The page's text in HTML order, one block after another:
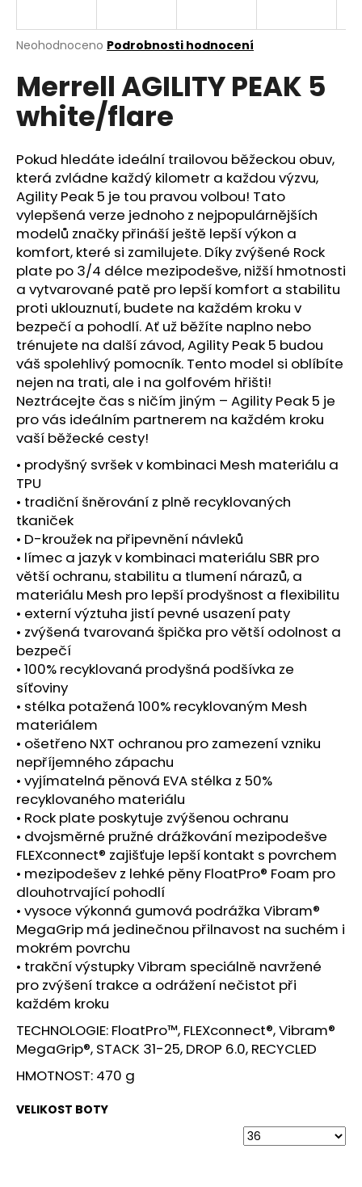
Průměrné
produktu
je
z
hvězdiček.
Neohodnoceno Podrobnosti hodnocení
Merrell AGILITY PEAK 5
white/flare
Pokud hledáte ideální trailovou běžeckou obuv,
která zvládne každý kilometr a každou výzvu,
Agility Peak 5 je tou pravou volbou! Tato
vylepšená verze jednoho z nejpopulárnějších
modelů značky přináší ještě lepší výkon a
komfort, které si zamilujete. Díky zvýšené Rock
plate po 3/4 délce mezipodešve, nižší hmotnosti
a vytvarované patě pro lepší komfort a stabilitu
proti uklouznutí, budete na každém kroku v
bezpečí a pohodlí. Ať už běžíte naplno nebo
trénujete na další závod, Agility Peak 5 budou
váš spolehlivý pomocník. Tento model si oblíbíte
nejen na trati, ale i na golfovém hřišti!
Neztrácejte čas s ničím jiným – Agility Peak 5 je
pro vás ideálním partnerem na každém kroku
vaší běžecké cesty!
• prodyšný svršek v kombinaci Mesh materiálu a
TPU
• tradiční šněrování z plně recyklovaných
tkaniček
• D-kroužek na připevnění návleků
• límec a jazyk v kombinaci materiálu SBR pro
větší ochranu, stabilitu a tlumení nárazů, a
materiálu Mesh pro lepší prodyšnost a flexibilitu
• externí výztuha jistí pevné usazení paty
• zvýšená tvarovaná špička pro větší odolnost a
bezpečí
• 100% recyklovaná prodyšná podšívka ze
síťoviny
• stélka potažená 100% recyklovaným Mesh
materiálem
• ošetřeno NXT ochranou pro zamezení vzniku
nepříjemného zápachu
• vyjímatelná pěnová EVA stélka z 50%
recyklovaného materiálu
• Rock plate poskytuje zvýšenou ochranu
• dvojsměrné pružné drážkování mezipodešve
FLEXconnect® zajišťuje lepší kontakt s povrchem
• mezipodešev z lehké pěny FloatPro® Foam pro
dlouhotrvající pohodlí
• vysoce výkonná gumová podrážka Vibram®
MegaGrip má jedinečnou přilnavost na suchém i
mokrém povrchu
• trakční výstupky Vibram speciálně navržené
pro zvýšení trakce a odrážení nečistot při
každém kroku
TECHNOLOGIE: FloatPro™, FLEXconnect®, Vibram®
MegaGrip®, STACK 31-25, DROP 6.0, RECYCLED
HMOTNOST: 470 g
VELIKOST BOTY
j
t
?
HLEDAT
D
o
p
o
r
u
č
u
j
e
m
BOTY
CRAFT
XPLOR
PRO
-
ORANŽOVÁ
4
156
Kč